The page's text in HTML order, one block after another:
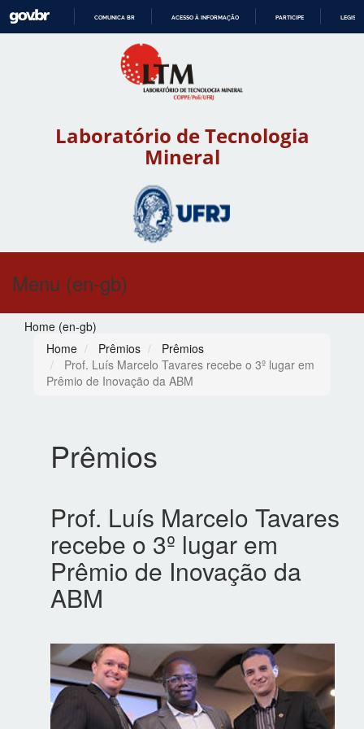
CONTEÚDO
COMUNICA BR ACESSO À INFORMAÇÃO PARTICIPE
Laboratório de Tecnologia
Mineral
Menu (en-gb)
Home (en-gb)
Home
Prêmios
Prêmios
Prof. Luís Marcelo Tavares recebe o 3º lugar em
Prêmio de Inovação da ABM
Prêmios
Prof. Luís Marcelo Tavares
recebe o 3º lugar em
Prêmio de Inovação da
ABM